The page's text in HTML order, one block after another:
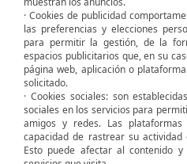
· Cookies de publicidad
las preferencias y elecciones
para permitir la gestión, de la
espacios publicitarios que, en su
página web, aplicación o
solicitado.
· Cookies sociales: son
sociales en los servicios para
amigos y redes. Las
capacidad de rastrear su
Esto puede afectar al contenido